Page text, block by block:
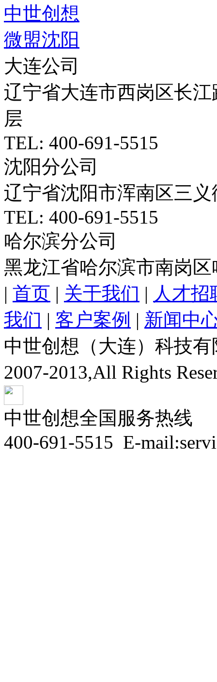
中世创想
微盟沈阳
大连公司
辽宁省大连市西岗区长江
层
TEL: 400-691-5515
沈阳分公司
辽宁省沈阳市浑南区三
TEL: 400-691-5515
哈尔滨分公司
黑龙江省哈尔滨市南岗
| 首页 | 关于我们 | 人才招
我们 | 客户案例 | 新闻中
中世创想（大连）科技
2007-2013,All Rights
中世创想全国服务热线
400-691-5515 E-